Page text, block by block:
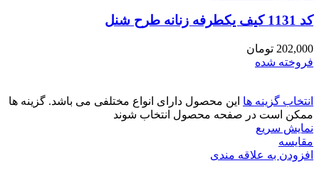
کد 1131 کیف یکطرفه زنانه طرح شنل
202,000 تومان
فروخته شده
انتخاب گزینه ها این محصول دارای انواع مختلفی می باشد. گزینه ها
ممکن است در صفحه محصول انتخاب شوند
نمایش سریع
مقايسه
افزودن به علاقه مندی